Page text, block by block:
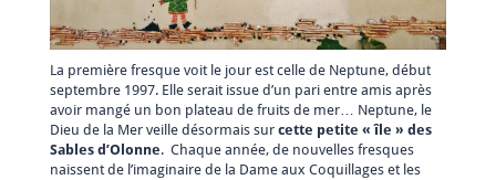
La première fresque voit le jour est celle de Neptune, début
septembre 1997. Elle serait issue d’un pari entre amis après
avoir mangé un bon plateau de fruits de mer… Neptune, le
Dieu de la Mer veille désormais sur cette petite « île » des
Sables d’Olonne. Chaque année, de nouvelles fresques
naissent de l’imaginaire de la Dame aux Coquillages et les